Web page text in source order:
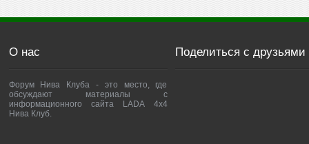
О нас
Форум Нива Клуба - это место, где
обсуждают материалы с
информационного сайта LADA 4x4
Нива Клуб.
Поделиться с друзьями